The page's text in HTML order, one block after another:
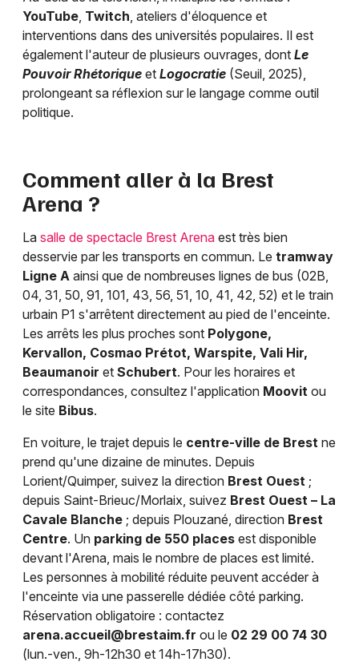
YouTube, Twitch, ateliers d'éloquence et
interventions dans des universités populaires. Il est
également l'auteur de plusieurs ouvrages, dont Le
Pouvoir Rhétorique et Logocratie (Seuil, 2025),
prolongeant sa réflexion sur le langage comme outil
politique.
Comment aller à la Brest
Arena ?
La salle de spectacle Brest Arena est très bien
desservie par les transports en commun. Le tramway
Ligne A ainsi que de nombreuses lignes de bus (02B,
04, 31, 50, 91, 101, 43, 56, 51, 10, 41, 42, 52) et le train
urbain P1 s'arrêtent directement au pied de l'enceinte.
Les arrêts les plus proches sont Polygone,
Kervallon, Cosmao Prétot, Warspite, Vali Hir,
Beaumanoir et Schubert. Pour les horaires et
correspondances, consultez l'application Moovit ou
le site Bibus.
En voiture, le trajet depuis le centre-ville de Brest ne
prend qu'une dizaine de minutes. Depuis
Lorient/Quimper, suivez la direction Brest Ouest ;
depuis Saint-Brieuc/Morlaix, suivez Brest Ouest – La
Cavale Blanche ; depuis Plouzané, direction Brest
Centre. Un parking de 550 places est disponible
devant l'Arena, mais le nombre de places est limité.
Les personnes à mobilité réduite peuvent accéder à
l'enceinte via une passerelle dédiée côté parking.
Réservation obligatoire : contactez
arena.accueil@brestaim.fr ou le 02 29 00 74 30
(lun.-ven., 9h-12h30 et 14h-17h30).